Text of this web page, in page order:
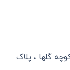
گلها ، پلاک